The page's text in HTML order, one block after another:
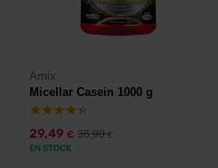
Amix
Micellar Casein 1000 g
29,49 € 36,90€
EN STOCK